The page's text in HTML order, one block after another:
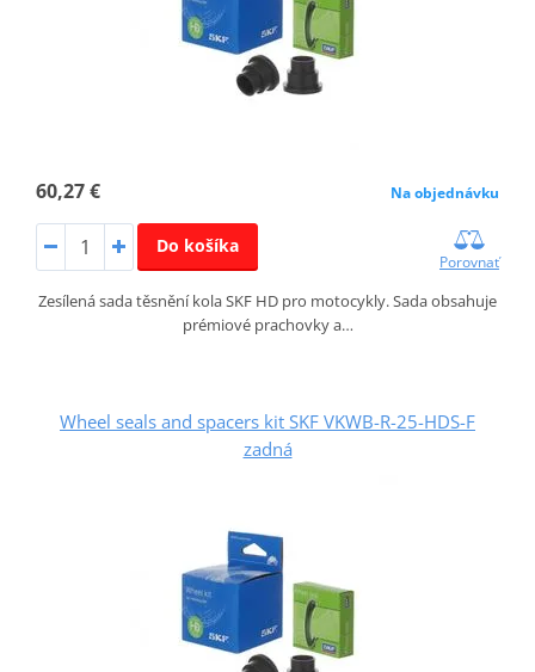
60,27 € Na objednávku
Do košíka
Porovnať
Zesílená sada těsnění kola SKF HD pro motocykly. Sada obsahuje
prémiové prachovky a…
Wheel seals and spacers kit SKF VKWB-R-25-HDS-F
zadná